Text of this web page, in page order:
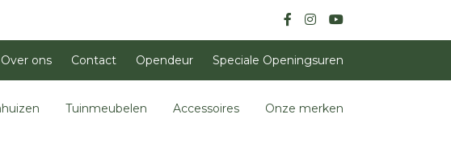
Over ons Contact Opendeur Speciale Openingsuren
Tuinmeubelen Accessoires Onze merken